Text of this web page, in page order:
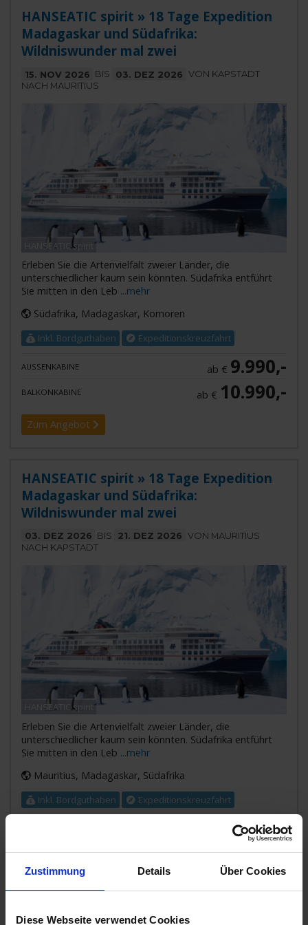
Zustimmung Details Über Cookies
Diese Webseite verwendet Cookies
HANSEATIC spirit » 18 Tage Expedition
Madagaskar und Südafrika:
Wildniswunder mal zwei
15. NOV 2026 BIS 03. DEZ 2026 VON KAPSTADT
NACH MAURITIUS
HANSEATIC spirit
Erleben Sie die Artenvielfalt zweier Länder, die
unterschiedlicher kaum sein könnten. Südafrika entführt
Sie mitten in den Leb ...mehr
Südafrika, Madagaskar, Komoren
Inkl. Bordguthaben Expeditionskreuzfahrt
AUSSENKABINE ab € 9.990,-
BALKONKABINE ab € 10.990,-
Zum Angebot
HANSEATIC spirit » 18 Tage Expedition
Madagaskar und Südafrika:
Wildniswunder mal zwei
03. DEZ 2026 BIS 21. DEZ 2026 VON MAURITIUS
NACH KAPSTADT
HANSEATIC spirit
Erleben Sie die Artenvielfalt zweier Länder, die
unterschiedlicher kaum sein könnten. Südafrika entführt
Sie mitten in den Leb ...mehr
Mauritius, Madagaskar, Südafrika
Inkl. Bordguthaben Expeditionskreuzfahrt
10.190,-
SUITE ab €19.640,-